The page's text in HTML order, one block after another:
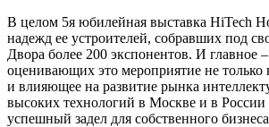
В целом 5­я юбилейная выставка Hi­Tech
надежд ее устроителей, собравших под
Двора более 200 экспонентов. И главное
оценивающих это мероприятие не только
и влияющее на развитие рынка
высоких технологий в Москве и в
успешный задел для собственного